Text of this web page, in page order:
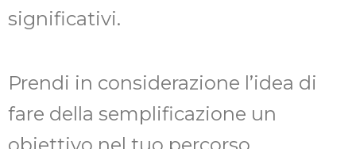
significativi.
Prendi in considerazione l’idea di
fare della semplificazione un